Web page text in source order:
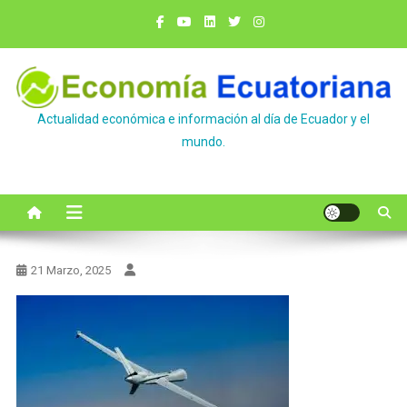
Actualidad económica e información al día de Ecuador y el
mundo.
21 Marzo, 2025